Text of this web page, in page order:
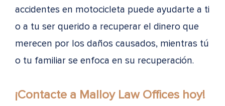
accidentes en motocicleta puede ayudarte a ti
o a tu ser querido a recuperar el dinero que
merecen por los daños causados, mientras tú
o tu familiar se enfoca en su recuperación.
¡Contacte a Malloy Law Offices hoy!